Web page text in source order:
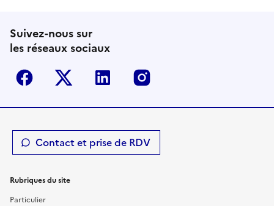
Suivez-nous sur
les réseaux sociaux
Facebook Twitter-X Linkedin
Contact et prise de RDV
Rubriques du site
Particulier